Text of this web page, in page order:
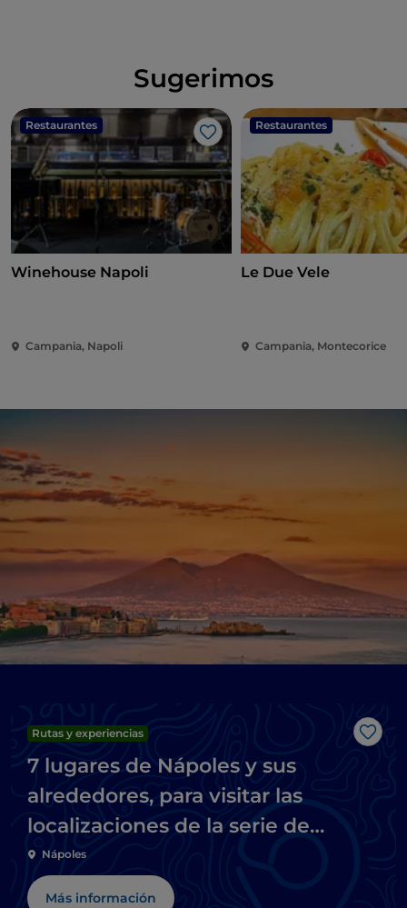
Sugerimos
Restaurantes
Me gusta
Winehouse Napoli
Campania, Napoli
Restaurantes
Le Due Vele
Campania, Montecorice
Me
Rutas y experiencias
7 lugares de Nápoles y sus
alrededores, para visitar las
localizaciones de la serie de
televisión Mare fuori
Nápoles
Más información